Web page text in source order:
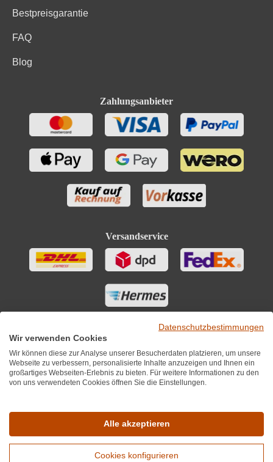
Bestpreisgarantie
FAQ
Blog
Zahlungsanbieter
Versandservice
Datenschutzbestimmungen
Wir verwenden Cookies
Wir können diese zur Analyse unserer Besucherdaten platzieren, um unsere
Webseite zu verbessern, personalisierte Inhalte anzuzeigen und Ihnen ein
großartiges Webseiten-Erlebnis zu bieten. Für weitere Informationen zu den
von uns verwendeten Cookies öffnen Sie die Einstellungen.
Alle akzeptieren
Cookies konfigurieren